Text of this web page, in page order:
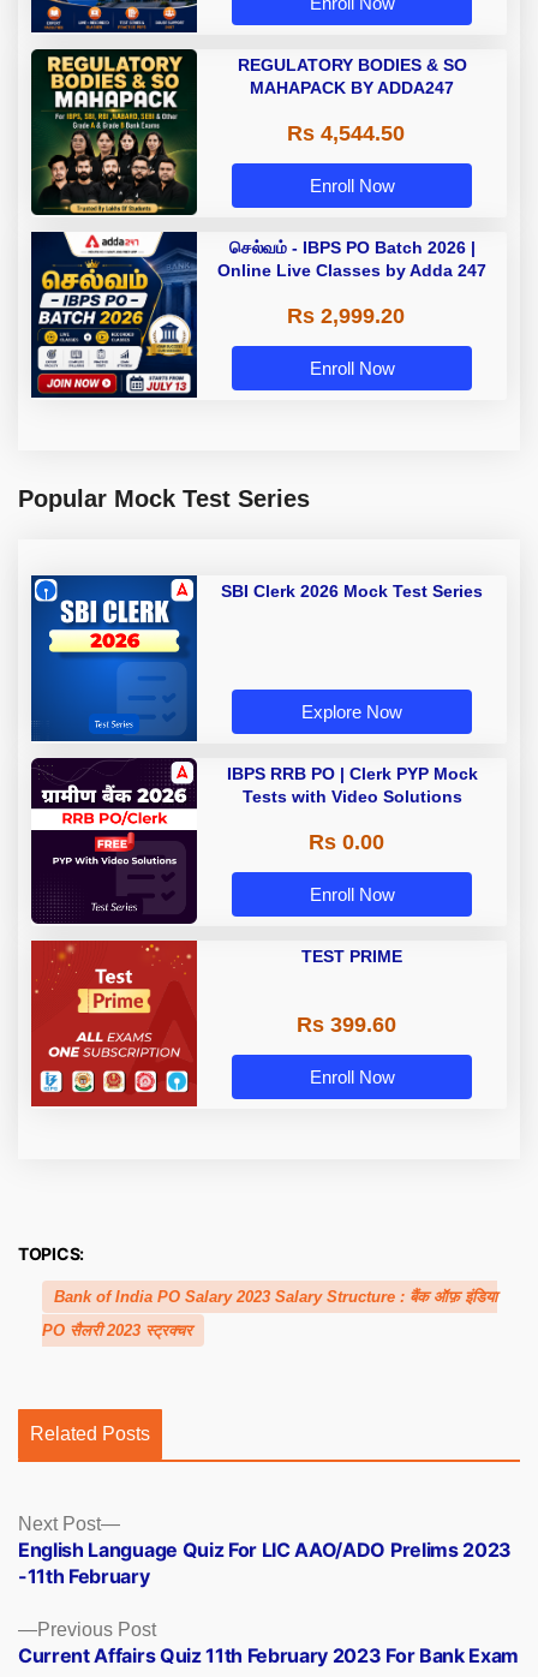
REGULATORY BODIES & SO
MAHAPACK BY ADDA247
Rs 4,544.50
Enroll Now
செல்வம் - IBPS PO Batch 2026 |
Online Live Classes by Adda 247
Rs 2,999.20
Enroll Now
Popular Mock Test Series
SBI Clerk 2026 Mock Test Series
Explore Now
IBPS RRB PO | Clerk PYP Mock
Tests with Video Solutions
Rs 0.00
Enroll Now
TEST PRIME
Rs 399.60
Enroll Now
TOPICS:
Bank of India PO Salary 2023 Salary Structure : बैंक ऑफ़ इंडिया
PO सैलरी 2023 स्ट्रक्चर
Related Posts
Posts
navigation
Previous PostPrevious
post:
Current Affairs Quiz 11th February 2023 For Bank Exam
Next Post
Next
post:
English Language Quiz For LIC AAO/ADO Prelims 2023
-11th February